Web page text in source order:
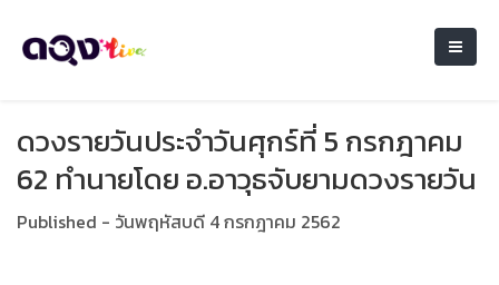
ดวงรายวันประจำวันศุกร์ที่ 5 กรกฎาคม
62 ทำนายโดย อ.อาวุธจับยามดวงรายวัน
Published - วันพฤหัสบดี 4 กรกฎาคม 2562